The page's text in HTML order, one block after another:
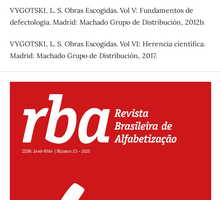
VYGOTSKI, L. S. Obras Escogidas. Vol V: Fundamentos de
defectologia. Madrid: Machado Grupo de Distribución, 2012b.
VYGOTSKI, L. S. Obras Escogidas. Vol VI: Herencia científica.
Madrid: Machado Grupo de Distribución, 2017.